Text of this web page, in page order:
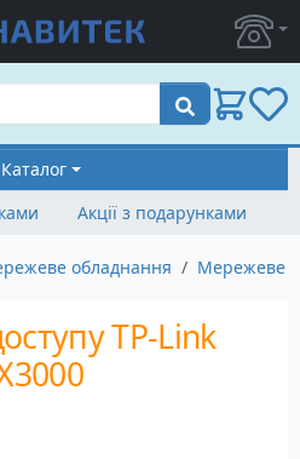
Пошук
Каталог
Акції з подарунками
обладнання Мережеве
TP-Link